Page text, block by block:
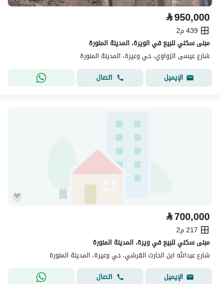
⃁950,000
439 م2
مبنى سكني للبيع في الويرة، المدينة المنورة
شارع عيسى الزواوي، حي وعيرة، المدينة المنورة
الإيميل
اتصال
⃁700,000
217 م2
مبنى سكني للبيع في ويرة، المدينة المنورة
شارع عبدالله ابن الحارث القرشي، حي وعيرة، المدينة المنورة
الإيميل
اتصال